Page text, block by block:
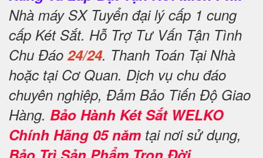
Nhà máy SX Tuyển đại lý cấp 1 cung
cấp Két Sắt. Hỗ Trợ Tư Vấn Tận Tình
Chu Đáo 24/24. Thanh Toán Tại Nhà
hoặc tại Cơ Quan. Dịch vụ chu đáo
chuyên nghiệp, Đảm Bảo Tiến Độ Giao
Hàng. Bảo Hành Két Sắt WELKO
Chính Hãng 05 năm tại nơi sử dụng,